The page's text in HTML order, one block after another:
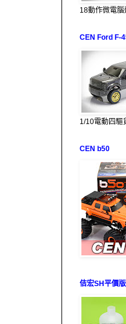
18動作微電
CEN Ford F-
1/10電動四驅
CEN b50
佶宏SH平價